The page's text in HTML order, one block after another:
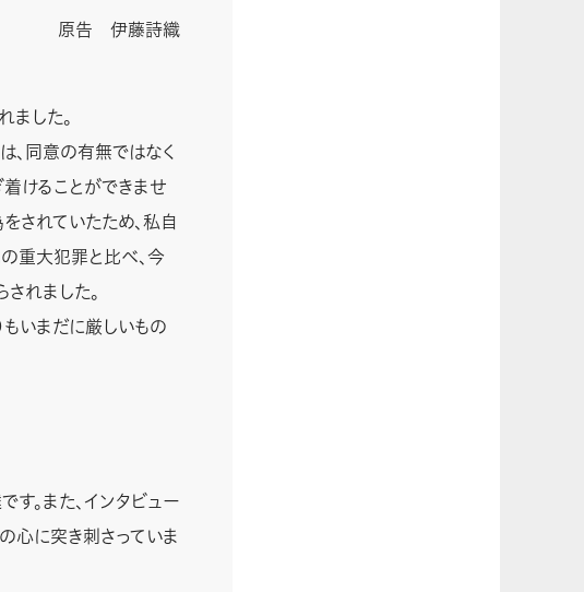
原告 伊藤詩織
ました。
、同意の有無ではなく
着けることができませ
されていたため、私自
重大犯罪と比べ、今
れました。
いまだに厳しいもの
。また、インタビュー
心に突き刺さっていま